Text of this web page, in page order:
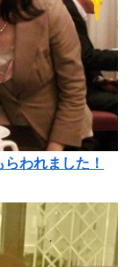
われました！